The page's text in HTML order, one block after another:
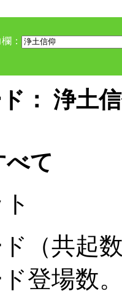
：
： 浄土
べて
（共起
登場数